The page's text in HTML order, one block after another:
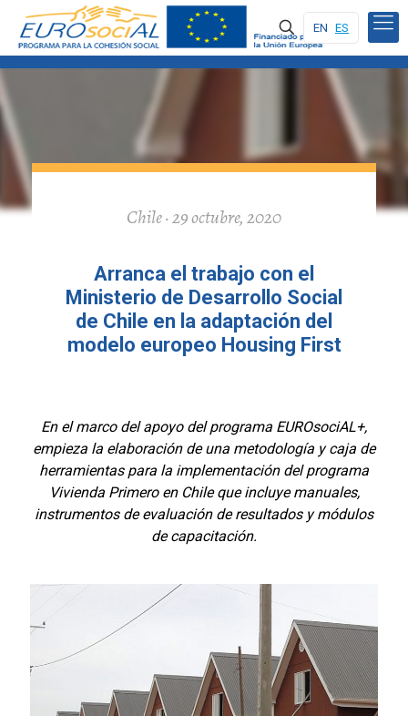
EN ES
Chile · 29 octubre, 2020
Arranca el trabajo con el
Ministerio de Desarrollo Social
de Chile en la adaptación del
modelo europeo Housing First
En el marco del apoyo del programa EUROsociAL+,
empieza la elaboración de una metodología y caja de
herramientas para la implementación del programa
Vivienda Primero en Chile que incluye manuales,
instrumentos de evaluación de resultados y módulos
de capacitación.